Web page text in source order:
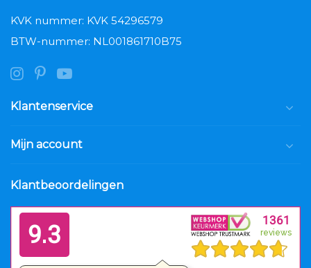
KVK nummer: KVK 54296579
BTW-nummer: NL001861710B75
Klantenservice
Mijn account
Klantbeoordelingen